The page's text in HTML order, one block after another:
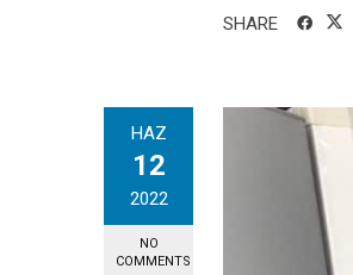
SHARE
HAZ
12
2022
NO
COMMENTS